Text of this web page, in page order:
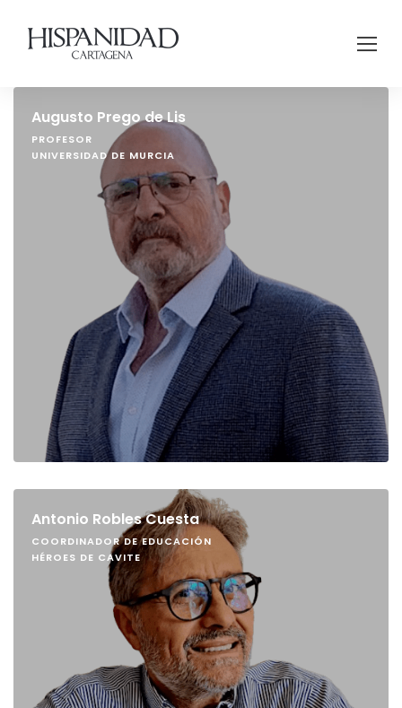
Augusto Prego de Lis
PROFESOR
UNIVERSIDAD DE MURCIA
Antonio Robles Cuesta
COORDINADOR DE EDUCACIÓN
HÉROES DE CAVITE